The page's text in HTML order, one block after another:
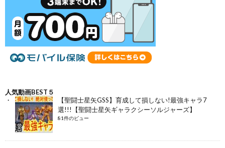
人気動画BEST５
【聖闘士星矢GSS】育成して損しない!最強キャラ7
選!!!【聖闘士星矢ギャラクシーソルジャーズ】
81件のビュー